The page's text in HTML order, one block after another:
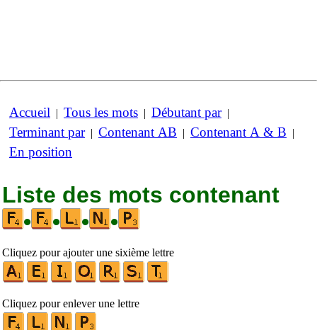
Accueil | Tous les mots | Débutant par|
Terminant par| Contenant AB | Contenant A & B |
En position
Liste des mots contenant
•
• • •
Cliquez pour ajouter une sixième lettre
Cliquez pour enlever une lettre